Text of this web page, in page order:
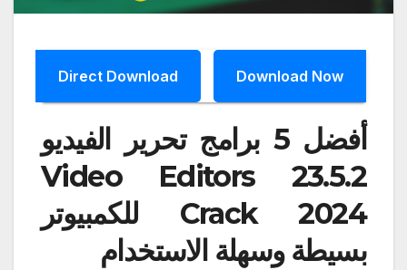
Download Now
Direct Download
أفضل 5 برامج تحرير الفيديو
Video Editors 23.5.2
Crack 2024 للكمبيوتر
بسيطة وسهلة الاستخدام